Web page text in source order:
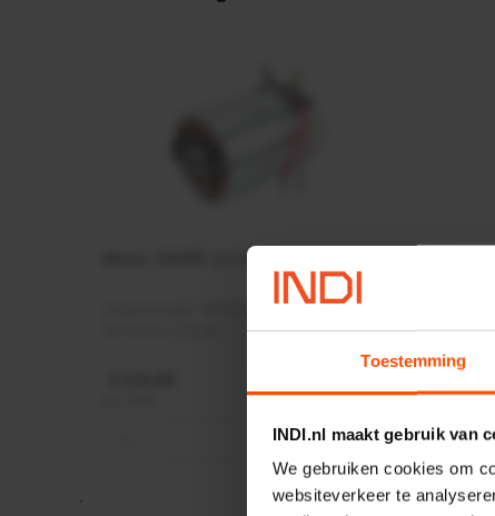
Toestemming
INDI.nl maakt gebruik van
We gebruiken cookies om
websiteverkeer te
Motor 24VDC 2,2 kw + PTC
+ −